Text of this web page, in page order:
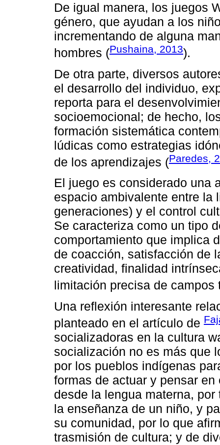
De igual manera, los juegos
género, que ayudan a los
incrementando de alguna
hombres (Pushaina, 2013).
De otra parte, diversos
el desarrollo del individuo,
reporta para el
socioemocional; de hecho,
formación sistemática
lúdicas como estrategias
de los aprendizajes (Paredes,
El juego es considerado una
espacio ambivalente entre la
generaciones) y el control
Se caracteriza como un tipo
comportamiento que implica
de coacción, satisfacción de
creatividad, finalidad
limitación precisa de campos
Una reflexión interesante
planteado en el artículo de
socializadoras en la cultura
socialización no es más que
por los pueblos indígenas
formas de actuar y pensar
desde la lengua materna,
la enseñanza de un niño, y
su comunidad, por lo que
trasmisión de cultura; y de